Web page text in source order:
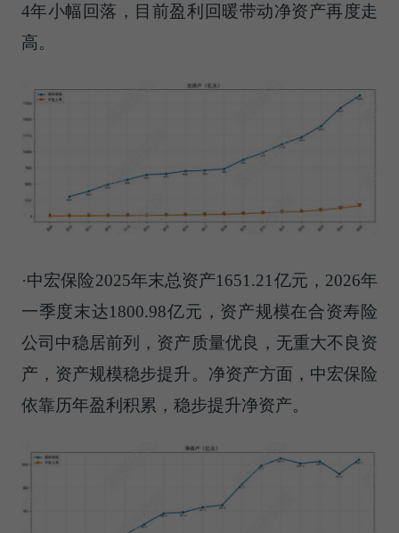
4年小幅回落，目前盈利回暖带动净资产再度走
高。
·中宏保险2025年末总资产1651.21亿元，2026年
一季度末达1800.98亿元，资产规模在合资寿险
公司中稳居前列，资产质量优良，无重大不良资
产，资产规模稳步提升。净资产方面，中宏保险
依靠历年盈利积累，稳步提升净资产。